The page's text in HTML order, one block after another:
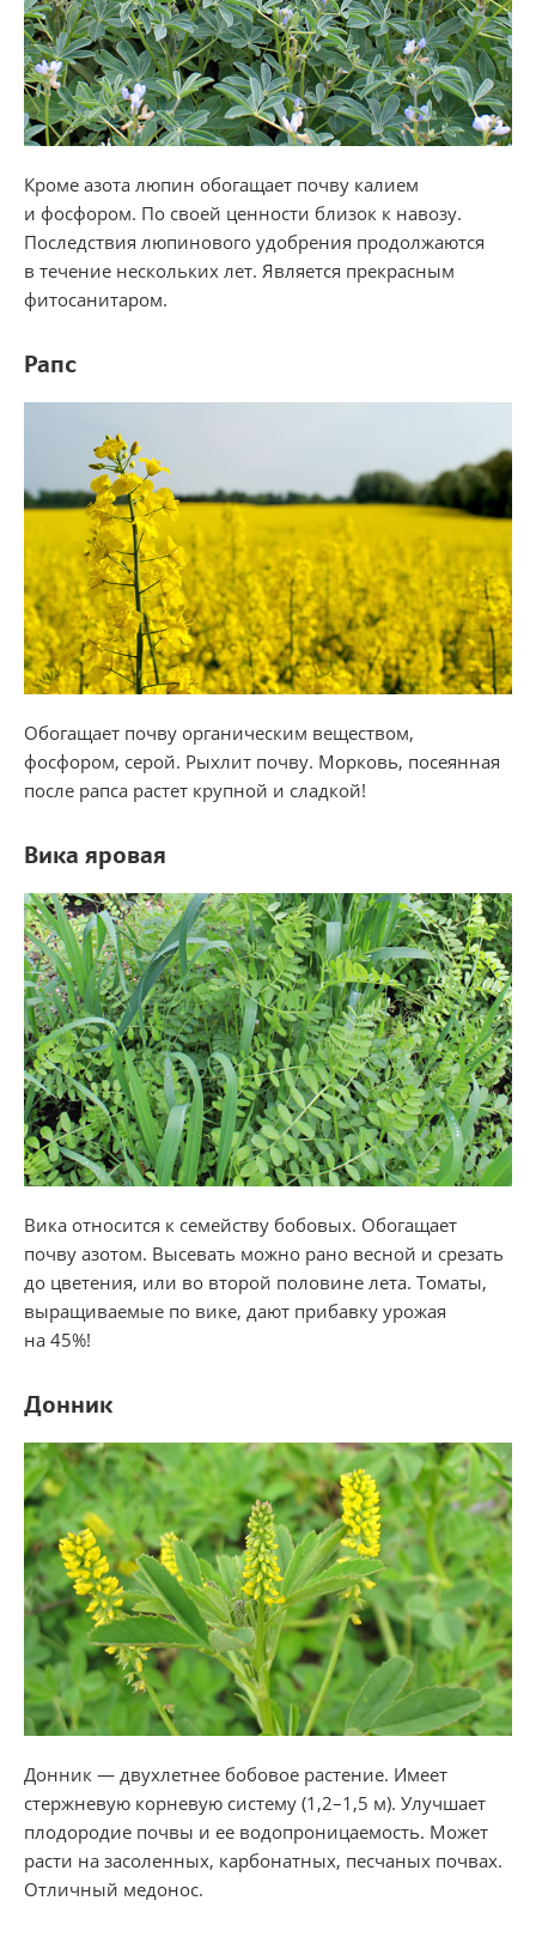
Кроме азота люпин обогащает почву калием
и фосфором. По своей ценности близок к навозу.
Последствия люпинового удобрения продолжаются
в течение нескольких лет. Является прекрасным
фитосанитаром.
Рапс
Обогащает почву органическим веществом,
фосфором, серой. Рыхлит почву. Морковь, посеянная
после рапса растет крупной и сладкой!
Вика яровая
Вика относится к семейству бобовых. Обогащает
почву азотом. Высевать можно рано весной и срезать
до цветения, или во второй половине лета. Томаты,
выращиваемые по вике, дают прибавку урожая
на 45%!
Донник
Донник — двухлетнее бобовое растение. Имеет
стержневую корневую систему (1,2–1,5 м). Улучшает
плодородие почвы и ее водопроницаемость. Может
расти на засоленных, карбонатных, песчаных почвах.
Отличный медонос.